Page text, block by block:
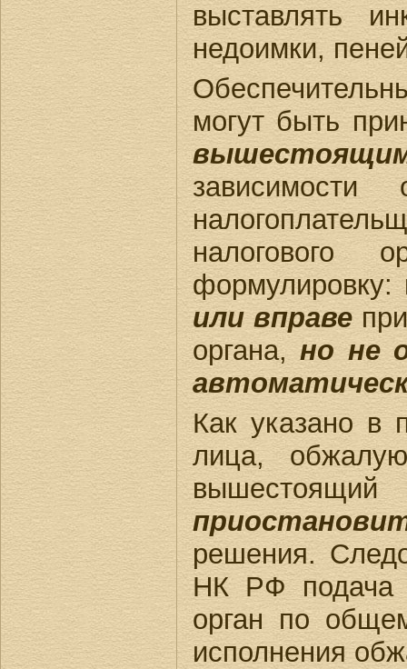
выставлять
недоимки,
могут быть
налогового
или вправе
органа,но не
Как указано в
лица,
решения.
НК РФ подача
орган по
исполнения